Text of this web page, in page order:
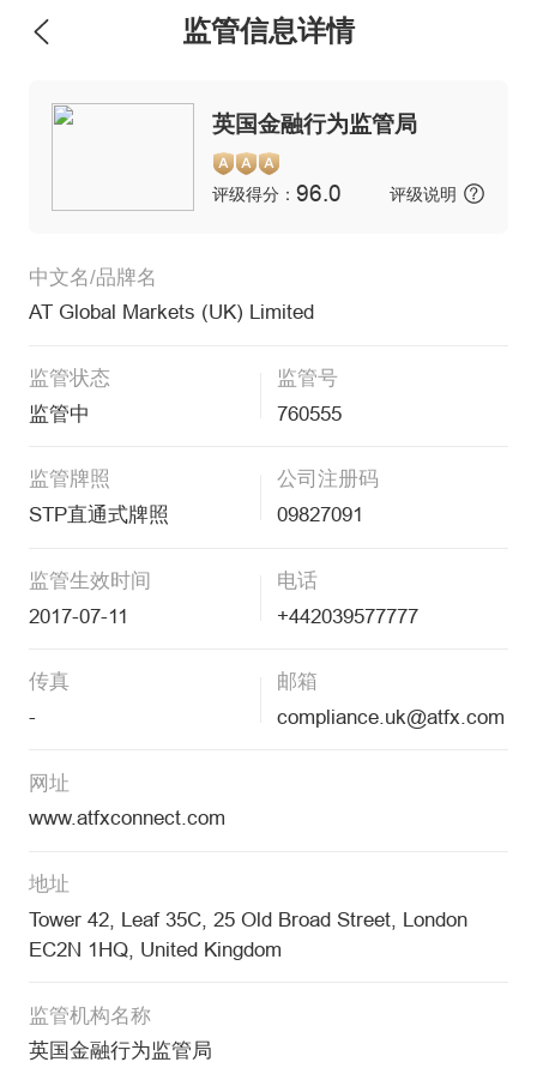
监管信息详情
英国金融行为监管局
评级得分： 96.0 评级说明
中文名/品牌名
AT Global Markets (UK) Limited
监管状态
监管中
监管号
760555
监管牌照
STP直通式牌照
公司注册码
09827091
监管生效时间
2017-07-11
电话
+442039577777
传真
-
邮箱
compliance.uk@atfx.com
网址
www.atfxconnect.com
地址
Tower 42, Leaf 35C, 25 Old Broad Street, London
EC2N 1HQ, United Kingdom
监管机构名称
英国金融行为监管局